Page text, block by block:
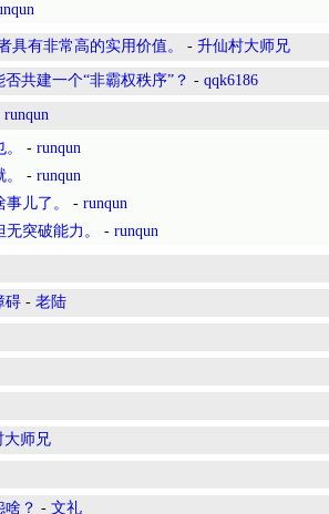
具有非常高的实用价值。 - 升仙村大师兄
共建一个“非霸权秩序”？ - qqk6186
runqun
- runqun
- runqun
儿了。 - runqun
突破能力。 - runqun
碍 - 老陆
大师兄
？ - 文礼